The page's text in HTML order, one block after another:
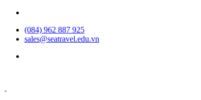
(084) 962 887 925
sales@seatravel.edu.vn